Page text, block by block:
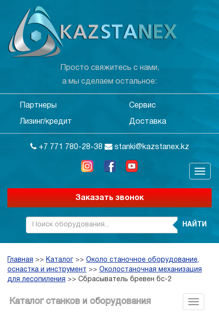
Просто свяжитесь с нами,
а мы сделаем остальное:
Партнеры Сервис
Лизинг/кредит Доставка
+7 771 780-28-38 stanki@kazstanex.kz
Заказать звонок
НАЙТИ
Главная >> Каталог >> Около станочное оборудование,
оснастка и инструмент >> Околостаночная механизация
для лесопиления >> Сбрасыватель бревен бс-2
Каталог станков и оборудования